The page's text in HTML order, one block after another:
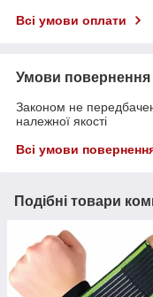
Всі умови оплати
Умови повернення
Законом не
належної якості
Всі умови
Подібні товари